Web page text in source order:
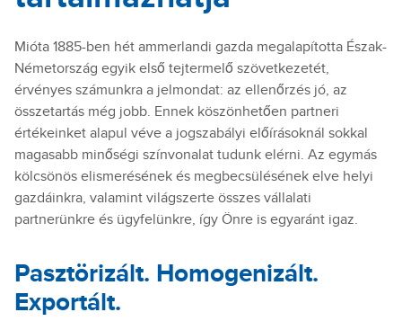
Mióta 1885-ben hét ammerlandi gazda megalapította Észak-
Németország egyik első tejtermelő szövetkezetét,
érvényes számunkra a jelmondat: az ellenőrzés jó, az
összetartás még jobb. Ennek köszönhetően partneri
értékeinket alapul véve a jogszabályi előírásoknál sokkal
magasabb minőségi színvonalat tudunk elérni. Az egymás
kölcsönös elismerésének és megbecsülésének elve helyi
gazdáinkra, valamint világszerte összes vállalati
partnerünkre és ügyfelünkre, így Önre is egyaránt igaz.
Pasztörizált. Homogenizált.
Exportált.